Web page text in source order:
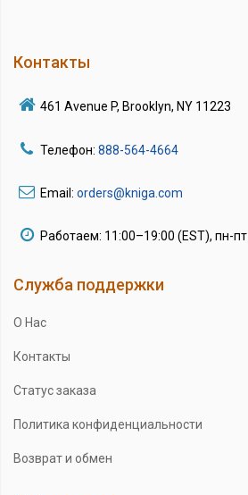
Контакты
461 Avenue P, Brooklyn, NY 11223
Телефон: 888-564-4664
Email: orders@kniga.com
Работаем: 11:00–19:00 (EST), пн-пт
Служба поддержки
О Нас
Контакты
Статус заказа
Политика конфиденциальности
Возврат и обмен